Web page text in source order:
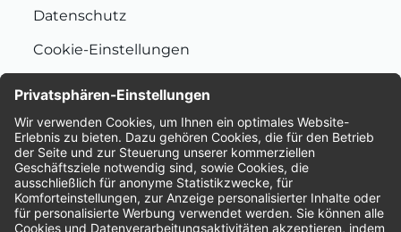
Datenschutz
Cookie-Einstellungen
Bewertungen